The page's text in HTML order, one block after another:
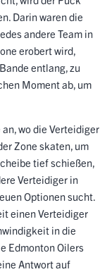
Darin waren die
andere Team in
erobert wird,
entlang, zu
Moment ab, um
wo die Verteidiger
Zone skaten, um
tief schießen,
Verteidiger in
Optionen sucht.
einen Verteidiger
in die
Edmonton Oilers
Antwort auf